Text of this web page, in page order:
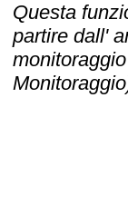
Questa
partire dall'